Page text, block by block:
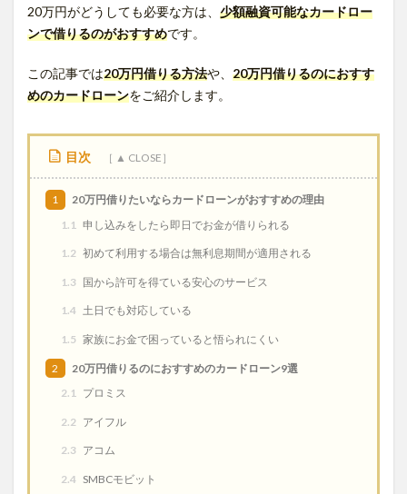
20万円がどうしても必要な方は、 少額融資可能なカードロー
ンで借りるのがおすすめです。
この記事では20万円借りる方法や、 20万円借りるのにおすす
めのカードローンをご紹介します。
目次
1
20万円借りたいならカードローンがおすすめの理由
1.1 申し込みをしたら即日でお金が借りられる
1.2 初めて利用する場合は無利息期間が適用される
1.3 国から許可を得ている安心のサービス
1.4 土日でも対応している
1.5 家族にお金で困っていると悟られにくい
2
20万円借りるのにおすすめのカードローン9選
2.1 プロミス
2.2 アイフル
2.3 アコム
2.4 SMBCモビット